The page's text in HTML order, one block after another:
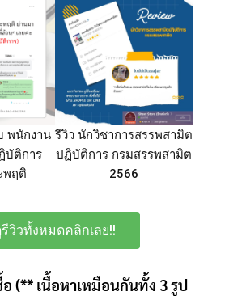
พนักงาน
บัติการ
พฤติ
รีวิว นักวิชาการสรรพสามิต
ปฏิบัติการ กรมสรรพสามิต
2566
วิวทั้งหมดคลิกเลย!!
(** เนื้อหาเหมือนกันทั้ง 3 รูป